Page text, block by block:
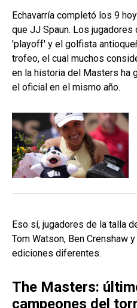
Echavarría completó los 9
que JJ Spaun. Los jugadores
'playoff' y el golfista
trofeo, el cual muchos
en la historia del Masters ha
el oficial en el mismo año.
Eso sí, jugadores de la talla
Tom Watson, Ben Crenshaw
ediciones diferentes.
The Masters:
campeones del